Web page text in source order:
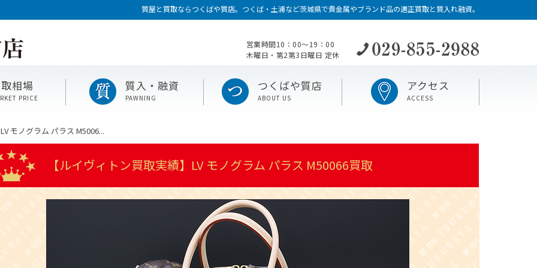
質屋と買取ならつくばや質店。つくば・土浦など茨城県で貴金属やブランド品の適正買取と質入れ融資。
営業時間10：00〜19：00
木曜日・第2第3日曜日 定休
相場
PRICE
質入・融資
PAWNING
つくばや質店
ABOUT US
アクセス
ACCESS
モノグラム パラス M5006...
【ルイヴィトン買取実績】LV モノグラム パラス M50066買取